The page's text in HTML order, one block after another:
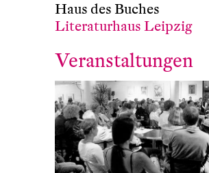
Haus des Buches
Literaturhaus Leipzig
Veranstaltungen